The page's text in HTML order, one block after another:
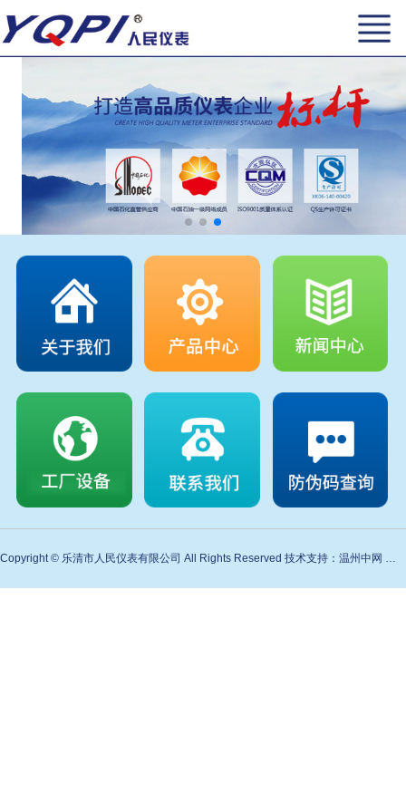
Copyright © 乐清市人民仪表有限公司 All Rights Reserved 技术支持：温州中网 备案号：